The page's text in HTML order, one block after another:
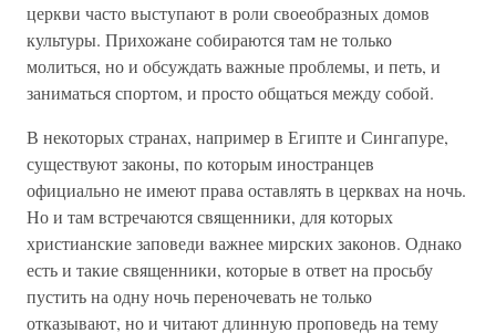
церкви часто выступают в роли своеобразных домов
культуры. Прихожане собираются там не только
молиться, но и обсуждать важные проблемы, и петь, и
заниматься спортом, и просто общаться между собой.
В некоторых странах, например в Египте и Сингапуре,
существуют законы, по которым иностранцев
официально не имеют права оставлять в церквах на ночь.
Но и там встречаются священники, для которых
христианские заповеди важнее мирских законов. Однако
есть и такие священники, которые в ответ на просьбу
пустить на одну ночь переночевать не только
отказывают, но и читают длинную проповедь на тему